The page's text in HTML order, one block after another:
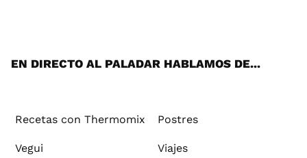
EN DIRECTO AL PALADAR HABLAMOS DE...
Recetas con Thermomix Postres
Vegui Viajes